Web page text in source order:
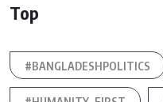
Top
#BANGLADESHPOLITICS